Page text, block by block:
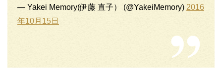
— Yakei Memory(伊藤 直子） (@YakeiMemory) 2016
年10月15日